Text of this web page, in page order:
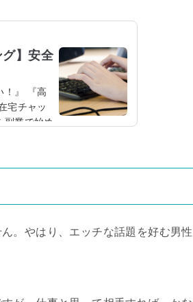
グ】安全
！』 『高
宅チャッ
副業で始め
ットサイト
給順（2
。やはり、エッチな話題を好む男性